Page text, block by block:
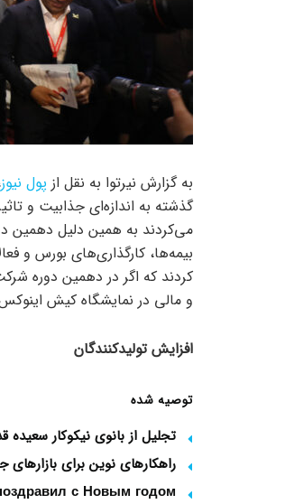
به گزارش نیرتوا به نقل از پول نیوز
گذشته به اندازه‌ای جذابیت و
می‌کردند به همین دلیل دهمین
بیمه‌ها، کارگذاری‌های بورس و
کردند که اگر در دهمین دوره
و مالی در نمایشگاه کیش
افزایش تولیدکنندگان
توصیه شده
تجلیل از بانوی نیکوکار
راهکارهای نوین برای بازارهای
с Новым годом